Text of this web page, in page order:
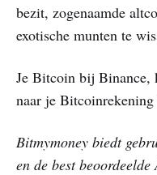
bezit, zogenaamde
exotische munten te
Je Bitcoin bij Binance,
naar je
Bitmymoney biedt
en de best beoordeelde